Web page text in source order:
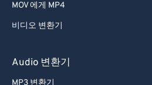
MOV 에게 MP4
비디오 변환기
Audio 변환기
MP3 변환기